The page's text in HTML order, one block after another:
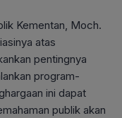
Kementan, Moch.
atas
pentingnya
program-
ini dapat
publik akan